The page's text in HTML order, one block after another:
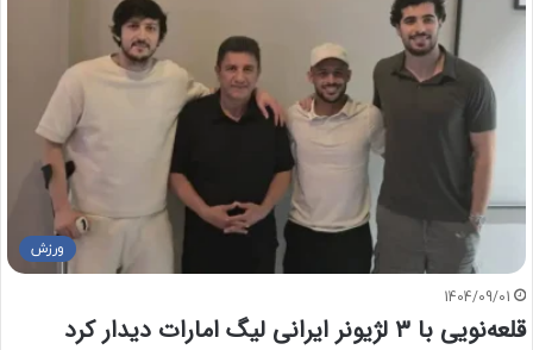
ورزش
1404/09/01
قلعه‌نویی با ۳ لژیونر ایرانی لیگ امارات دیدار کرد